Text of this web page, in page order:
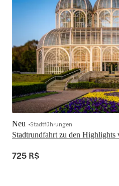
Stadtrundfahrt zu den Highlights
Neu Stadtführungen
725 R$